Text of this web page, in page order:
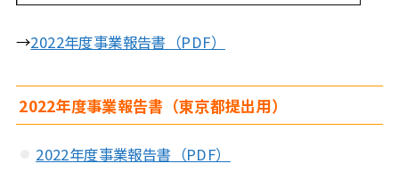
→2022年度事業報告書（PDF）
2022年度事業報告書（東京都提出用）
2022年度事業報告書（PDF）